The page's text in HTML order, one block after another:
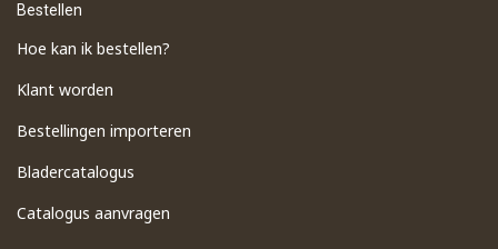
Bestellen
Hoe kan ik bestellen?
Klant worden
Bestellingen importeren
​Bladercatalogus
​Catalogus aanvragen